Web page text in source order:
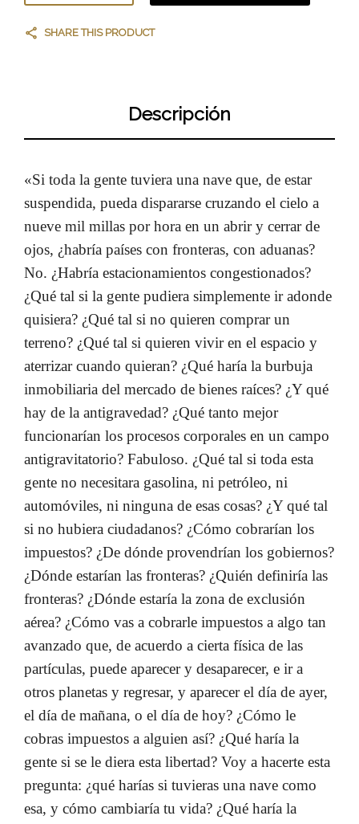
SHARE THIS PRODUCT
Descripción
«Si toda la gente tuviera una nave que, de estar
suspendida, pueda dispararse cruzando el cielo a
nueve mil millas por hora en un abrir y cerrar de
ojos, ¿habría países con fronteras, con aduanas?
No. ¿Habría estacionamientos congestionados?
¿Qué tal si la gente pudiera simplemente ir adonde
quisiera? ¿Qué tal si no quieren comprar un
terreno? ¿Qué tal si quieren vivir en el espacio y
aterrizar cuando quieran? ¿Qué haría la burbuja
inmobiliaria del mercado de bienes raíces? ¿Y qué
hay de la antigravedad? ¿Qué tanto mejor
funcionarían los procesos corporales en un campo
antigravitatorio? Fabuloso. ¿Qué tal si toda esta
gente no necesitara gasolina, ni petróleo, ni
automóviles, ni ninguna de esas cosas? ¿Y qué tal
si no hubiera ciudadanos? ¿Cómo cobrarían los
impuestos? ¿De dónde provendrían los gobiernos?
¿Dónde estarían las fronteras? ¿Quién definiría las
fronteras? ¿Dónde estaría la zona de exclusión
aérea? ¿Cómo vas a cobrarle impuestos a algo tan
avanzado que, de acuerdo a cierta física de las
partículas, puede aparecer y desaparecer, e ir a
otros planetas y regresar, y aparecer el día de ayer,
el día de mañana, o el día de hoy? ¿Cómo le
cobras impuestos a alguien así? ¿Qué haría la
gente si se le diera esta libertad? Voy a hacerte esta
pregunta: ¿qué harías si tuvieras una nave como
esa, y cómo cambiaría tu vida? ¿Qué haría la